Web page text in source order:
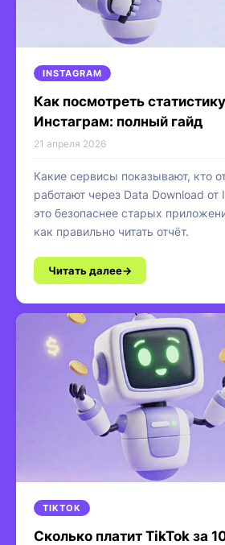
INSTAGRAM
Как посмотреть
Инстаграм: полный гайд
21 апреля 2026
Какие сервисы показывают, кто
работают через Data Download
это безопаснее старых
как правильно читать отчёт.
Читать далее
TIKTOK
Сколько платит TikTok за